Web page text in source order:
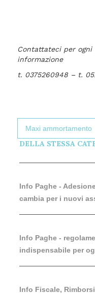
Contattateci per
informazione
t. 0375260948 – t.
Maxi ammortamento
DELLA STESSA
Info Paghe -
cambia per i nuovi
Info Paghe -
indispensabile per
Info Fiscale,